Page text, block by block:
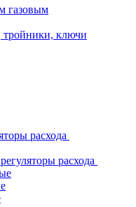
газовым
тройники, ключи
расхода
расхода